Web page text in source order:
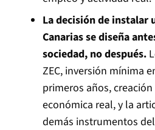
La decisión de instalar
Canarias se diseña
sociedad, no después.
ZEC, inversión mínima
primeros años,
económica real, y la
demás instrumentos